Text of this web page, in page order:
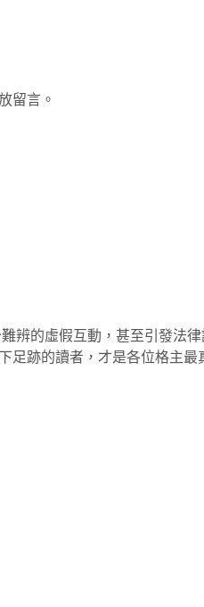
留言。
的虛假互動，甚至引發法
足跡的讀者，才是各位格主最